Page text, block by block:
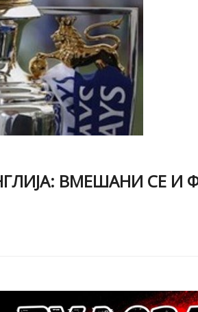
ВМЕШАНИ СЕ И